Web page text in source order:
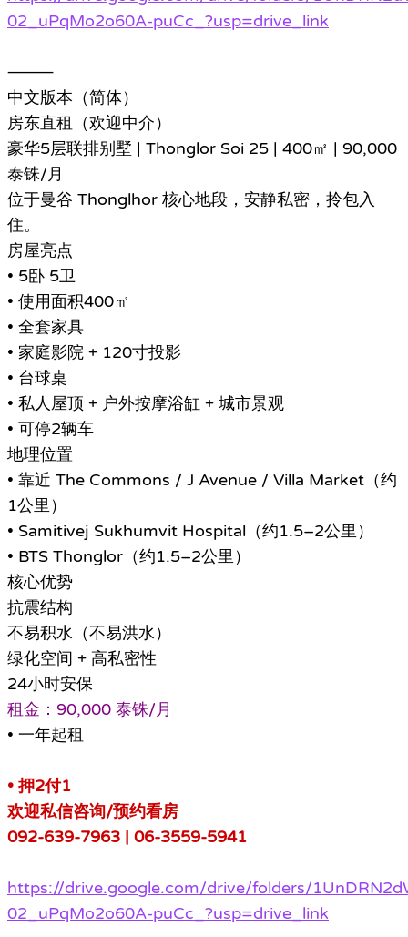
02_uPqMo2o60A-puCc_?usp=drive_link
⸻
中文版本（简体）
房东直租（欢迎中介）
豪华5层联排别墅 | Thonglor Soi 25 | 400㎡ | 90,000
泰铢/月
位于曼谷 Thonglhor 核心地段，安静私密，拎包入
住。
房屋亮点
• 5卧 5卫
• 使用面积400㎡
• 全套家具
• 家庭影院 + 120寸投影
• 台球桌
• 私人屋顶 + 户外按摩浴缸 + 城市景观
• 可停2辆车
地理位置
• 靠近 The Commons / J Avenue / Villa Market（约
1公里）
• Samitivej Sukhumvit Hospital（约1.5–2公里）
• BTS Thonglor（约1.5–2公里）
核心优势
抗震结构
不易积水（不易洪水）
绿化空间 + 高私密性
24小时安保
租金：90,000 泰铢/月
• 一年起租
• 押2付1
欢迎私信咨询/预约看房
092-639-7963 | 06-3559-5941
https://drive.google.com/drive/folders/
02_uPqMo2o60A-puCc_?usp=drive_link